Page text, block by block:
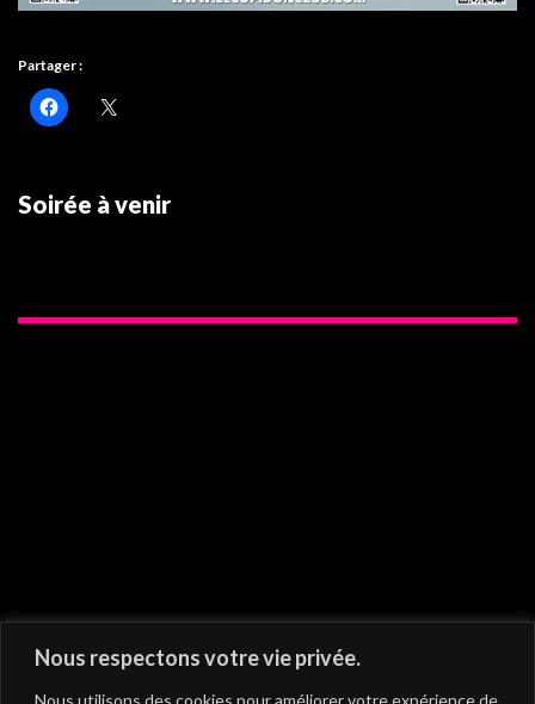
Nous respectons votre vie privée.
Nous utilisons des cookies pour améliorer votre expérience de
Partager :
Soirée à venir